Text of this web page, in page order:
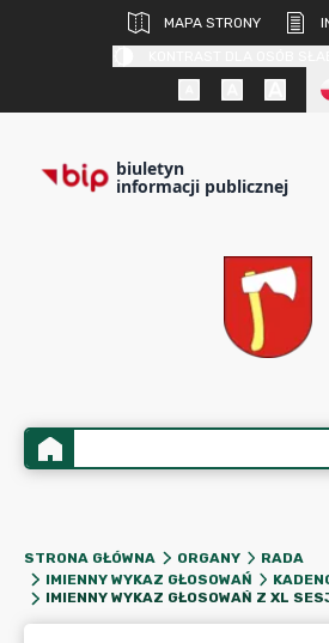
MAPA STRONY
biuletyn
informacji publicznej
STRONA GŁÓWNA ORGANY
RADA
IMIENNY WYKAZ GŁOSOWAŃ